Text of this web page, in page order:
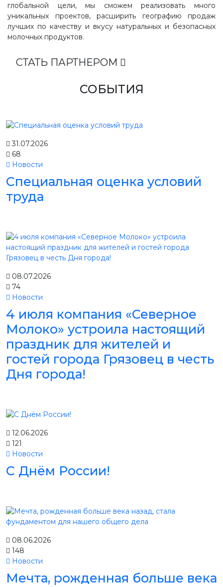
глобальной цели, мы сможем реализовать много
уникальных проектов, расширить географию продаж
лучших по качеству и вкусу натуральных и безопасных
молочных продуктов.
СТАТЬ ПАРТНЕРОМ
СОБЫТИЯ
31.07.2026
68
Новости
Специальная оценка условий
труда
08.07.2026
74
Новости
4 июля компания «Северное
Молоко» устроила настоящий
праздник для жителей и
гостей города Грязовец в честь
Дня города!
12.06.2026
121
Новости
С Днём России!
08.06.2026
148
Новости
Мечта, рожденная больше века